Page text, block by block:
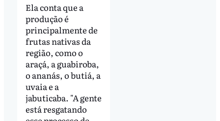
Ela conta que a
produção é
principalmente de
frutas nativas da
região, como o
araçá, a guabiroba,
o ananás, o butiá, a
uvaia e a
jabuticaba. "A gente
está resgatando